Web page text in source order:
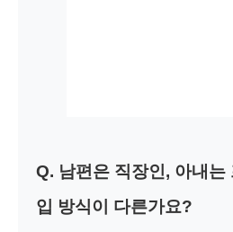
Q. 남편은 직장인, 아내는
입 방식이 다른가요?